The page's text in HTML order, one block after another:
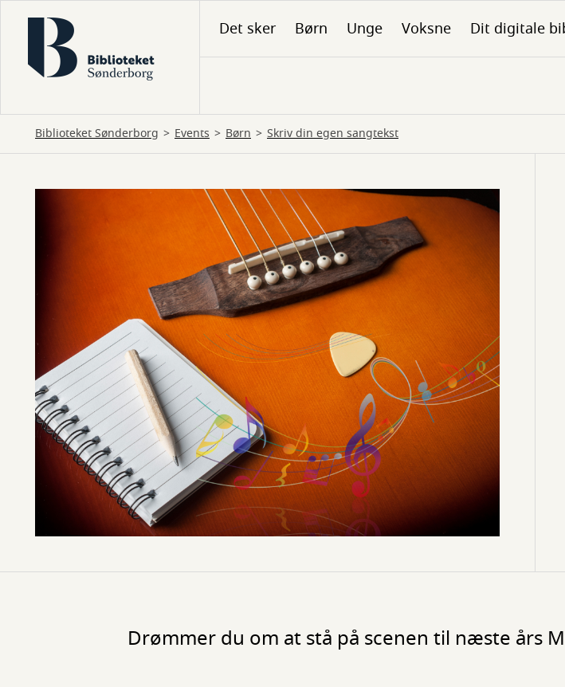
hovedindhold
Det sker Børn Unge Voksne Dit digitale
Biblioteket Sønderborg Events Børn Skriv din egen sangtekst
Drømmer du om at stå på scenen til næste års